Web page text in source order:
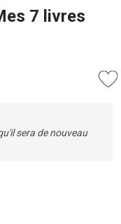
7 livres
sera de nouveau